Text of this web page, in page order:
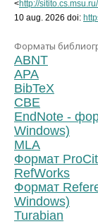
<http://
10 aug. 2026 doi:
Форматы
ABNT
APA
BibTeX
CBE
EndNote -
Windows)
MLA
Формат
RefWorks
Формат
Windows)
Turabian